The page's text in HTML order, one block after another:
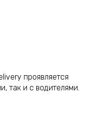
проявляется
так и с водителями.